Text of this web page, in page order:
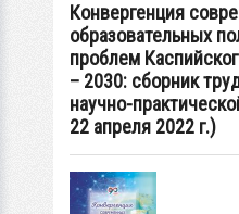
Конвергенция
образовательных
проблем
– 2030: сборник
научно-
22 апреля 2022 г.)